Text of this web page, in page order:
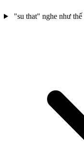
"su that" nghe như